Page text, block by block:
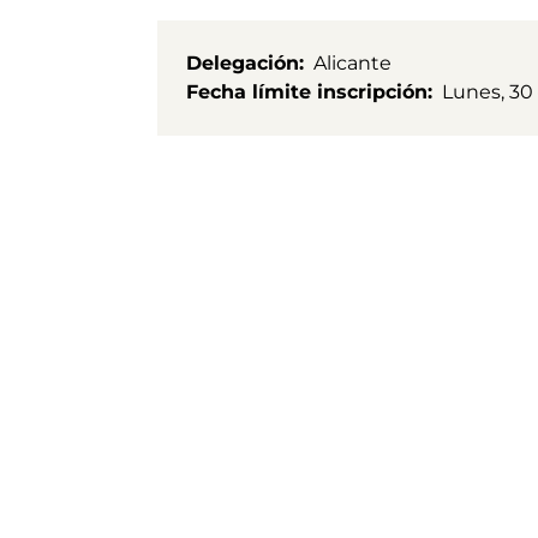
Delegación
Alicante
Fecha límite inscripción
Lunes,